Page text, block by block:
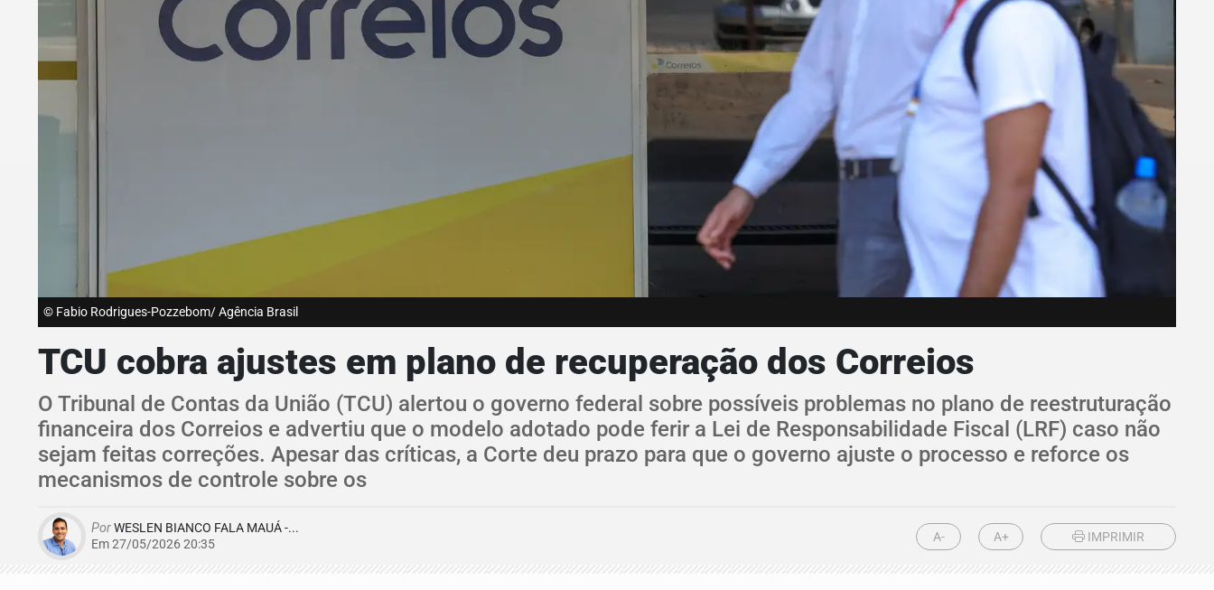
© Fabio Rodrigues-Pozzebom/ Agência Brasil
TCU cobra ajustes em plano de recuperação dos Correios
O Tribunal de Contas da União (TCU) alertou o governo federal sobre possíveis problemas no plano de reestruturação
financeira dos Correios e advertiu que o modelo adotado pode ferir a Lei de Responsabilidade Fiscal (LRF) caso não
sejam feitas correções. Apesar das críticas, a Corte deu prazo para que o governo ajuste o processo e reforce os
mecanismos de controle sobre os
PorWESLEN BIANCO FALA MAUÁ -...
Em 27/05/2026 20:35
A- A+ IMPRIMIR